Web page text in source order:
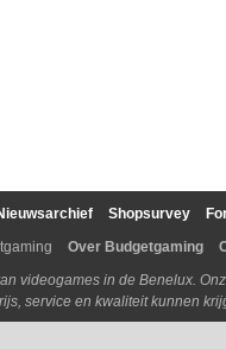
Shopsurvey
Over Budgetgaming
videogames in de Benelux.
service en kwaliteit kunnen